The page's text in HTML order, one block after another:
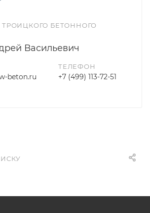
ТРОИЦКОГО БЕТОННОГО
Васильевич
beton.ru
ТЕЛЕФОН
+7 (499) 113-72-51